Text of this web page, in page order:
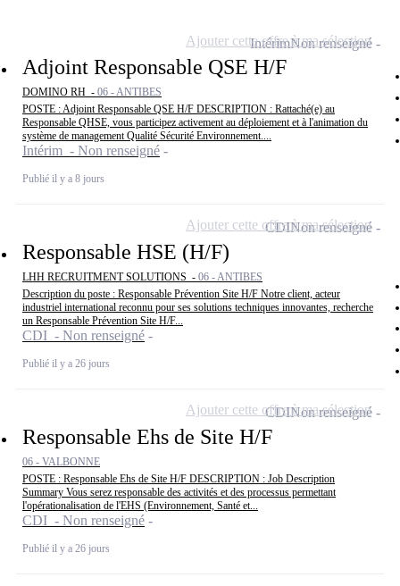
Adjoint Responsable QSE H/F
DOMINO RH - 06 - ANTIBES
POSTE : Adjoint Responsable QSE H/F DESCRIPTION : Rattaché(e) au
Responsable QHSE, vous participez activement au déploiement et à l'animation du
système de management Qualité Sécurité Environnement....
Intérim - Non renseigné
Publié il y a 8 jours
IntérimNon renseigné
Ajouter cette offre à ma sélection
Responsable HSE (H/F)
LHH RECRUITMENT SOLUTIONS - 06 - ANTIBES
Description du poste : Responsable Prévention Site H/F Notre client, acteur
industriel international reconnu pour ses solutions techniques innovantes, recherche
un Responsable Prévention Site H/F...
CDI - Non renseigné
Publié il y a 26 jours
CDINon renseigné
Ajouter cette offre à ma sélection
Responsable Ehs de Site H/F
06 - VALBONNE
POSTE : Responsable Ehs de Site H/F DESCRIPTION : Job Description
Summary Vous serez responsable des activités et des processus permettant
l'opérationalisation de l'EHS (Environnement, Santé et...
CDI - Non renseigné
Publié il y a 26 jours
CDINon renseigné
Ajouter cette offre à ma sélection